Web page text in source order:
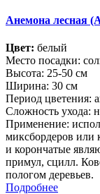
Анемона лесная
Цвет: белый
Место посадки:
Высота: 25-50 см
Ширина: 30 см
Период цветения:
Сложность ухода:
Применение:
миксбордеров
и корончатые
примул, сцилл.
пологом деревьев.
Подробнее